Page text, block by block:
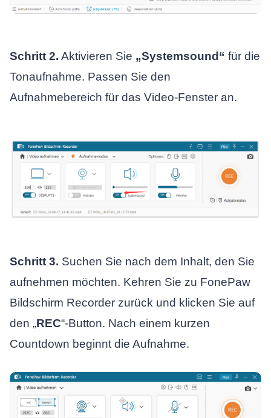
Schritt 2. Aktivieren Sie „Systemsound“ für die
Tonaufnahme. Passen Sie den
Aufnahmebereich für das Video-Fenster an.
Schritt 3. Suchen Sie nach dem Inhalt, den Sie
aufnehmen möchten. Kehren Sie zu FonePaw
Bildschirm Recorder zurück und klicken Sie auf
den „REC“-Button. Nach einem kurzen
Countdown beginnt die Aufnahme.